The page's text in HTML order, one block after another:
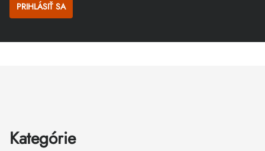
PRIHLÁSIŤ SA
Kategórie